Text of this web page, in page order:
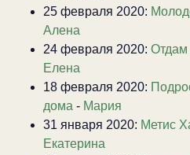
25 февраля 2020:
Алена
24 февраля 2020: Отдам
Елена
18 февраля 2020:
дома - Мария
31 января 2020: Метис
Екатерина